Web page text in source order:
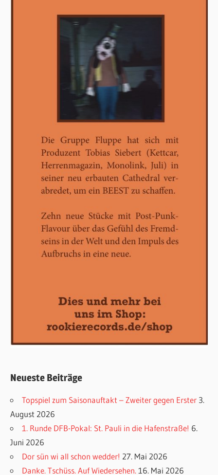
Neueste Beiträge
Topspiel zum Saisonauftakt – Zweiter gegen Erster 3.
August 2026
1. Runde DFB-Pokal: St. Pauli in die Hafenstraße! 6.
Juni 2026
Dor sün wi all schon wedder! 27. Mai 2026
Danke. Tschüss. Auf Wiedersehen. 16. Mai 2026